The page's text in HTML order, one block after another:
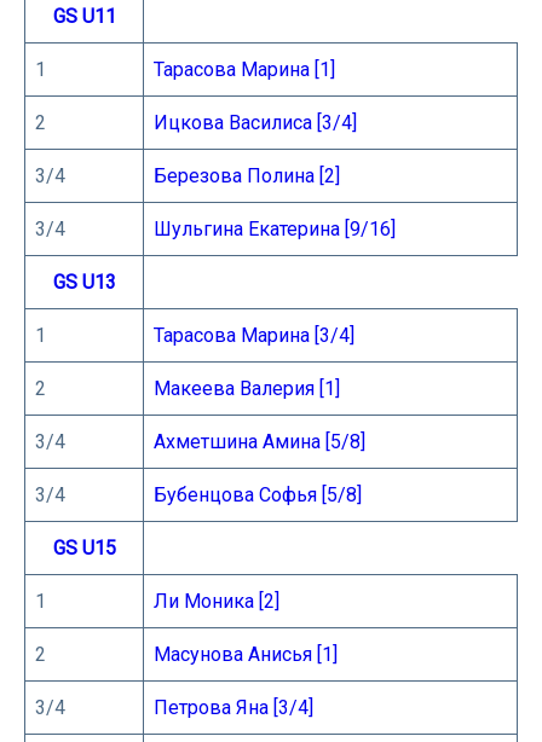
GS U11
1 Тарасова Марина [1]
2 Ицкова Василиса [3/4]
3/4 Березова Полина [2]
3/4 Шульгина Екатерина [9/16]
GS U13
1 Тарасова Марина [3/4]
2 Макеева Валерия [1]
3/4 Ахметшина Амина [5/8]
3/4 Бубенцова Софья [5/8]
GS U15
1 Ли Моника [2]
2 Масунова Анисья [1]
3/4 Петрова Яна [3/4]